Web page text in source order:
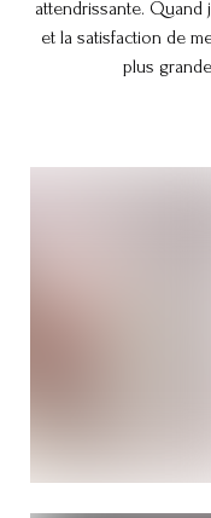
attendrissante. Quand
et la satisfaction de
plus